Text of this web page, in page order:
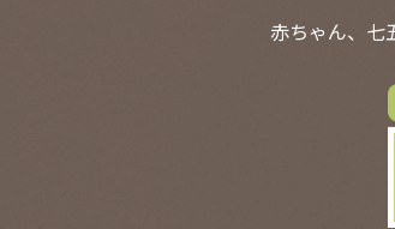
赤ちゃん、七